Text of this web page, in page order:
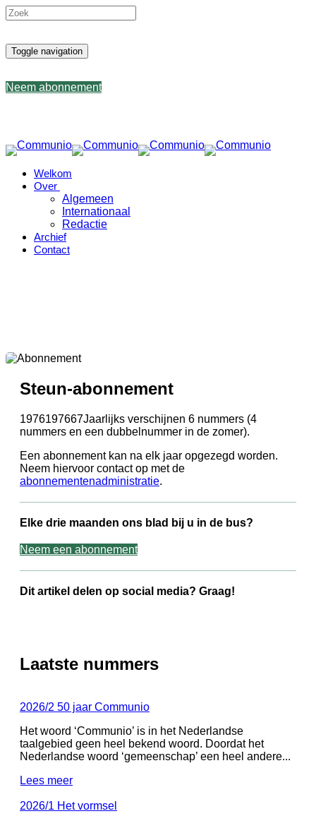
Toggle navigation
Neem abonnement
Welkom
Over
Algemeen
Internationaal
Redactie
Archief
Contact
Steun-abonnement
1976197667Jaarlijks verschijnen 6 nummers (4
nummers en een dubbelnummer in de zomer).
Een abonnement kan na elk jaar opgezegd worden.
Neem hiervoor contact op met de
abonnementenadministratie.
Elke drie maanden ons blad bij u in de bus?
Neem een abonnement
Dit artikel delen op social media? Graag!
Share on WhatsApp
Laatste nummers
2026/2 50 jaar Communio
Het woord ‘Communio’ is in het Nederlandse
taalgebied geen heel bekend woord. Doordat het
Nederlandse woord ‘gemeenschap’ een heel andere...
Lees meer
2026/1 Het vormsel